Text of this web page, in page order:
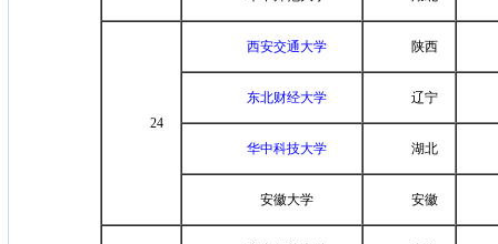
24
西安交通大学 陕西
东北财经大学 辽宁
华中科技大学 湖北
安徽大学 安徽